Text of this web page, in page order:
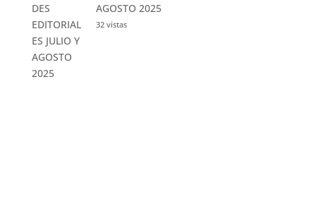
AGOSTO 2025
32 vistas